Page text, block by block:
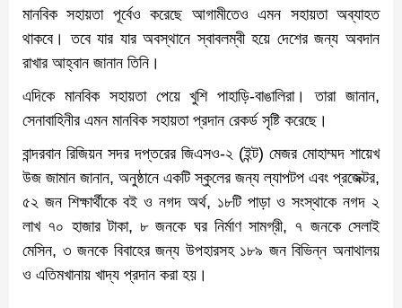
মানবিক সহায়তা পূর্বেও করেছে আগামীতেও এমন সহায়তা অব্যাহত
থাকবে। তবে যার যার অবস্থানে স্বাবলম্বী হয়ে দেশের জন্য অবদান
রাখার আহ্বান জানান তিনি।
এদিকে মানবিক সহায়তা পেয়ে খুশি পাহাড়ি-বাঙালিরা। তারা জানান,
সেনাবাহিনীর এমন মানবিক সহায়তা প্রদান রেকর্ড সৃষ্টি করেছে।
বান্দরবান রিজিয়ন সদর দপ্তরের জিএসও-২ (ইন্ট) মেজর মোহাম্মদ শায়েখ
উজ জামান জানান, অনুষ্ঠানে একটি স্কুলের জন্য ল্যাপটপ এবং প্রজেক্টর,
৫২ জন শিক্ষার্থীকে বই ও নগদ অর্থ, ১৮টি পাড়া ও সংস্থাকে নগদ ২
লাখ ৭০ হাজার টাকা, ৮ জনকে ঘর নির্মাণ সামগ্রী, ৭ জনকে সেলাই
মেসিন, ৩ জনকে বিবাহের জন্য উপহারসহ ১৮৯ জন বিভিন্ন অনাথালয়
ও এতিমখানায় খাদ্য প্রদান করা হয়।